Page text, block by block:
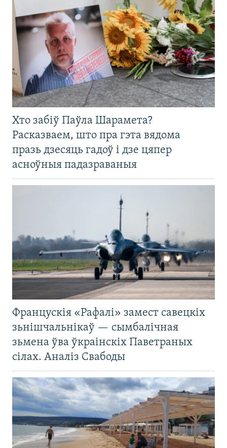
Хто забіў Паўла Шарамета?
Расказваем, што пра гэта вядома
празь дзесяць гадоў і дзе цяпер
асноўныя падазраваныя
Францускія «Рафалі» замест савецкіх
зьнішчальнікаў — сымбалічная
зьмена ўва ўкраінскіх Паветраных
сілах. Аналіз Свабоды